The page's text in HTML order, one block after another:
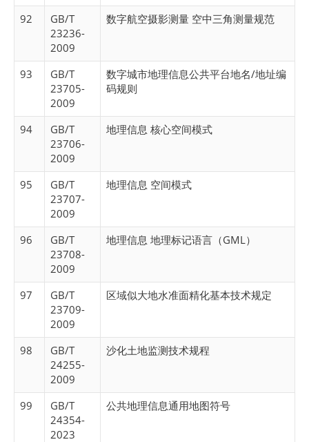
92
GB/T
23236-
2009
数字航空摄影测量 空中三角测量规范
93
GB/T
23705-
2009
数字城市地理信息公共平台地名/地址编
码规则
94
GB/T
23706-
2009
地理信息 核心空间模式
95
GB/T
23707-
2009
地理信息 空间模式
96
GB/T
23708-
2009
地理信息 地理标记语言（GML）
97
GB/T
23709-
2009
区域似大地水准面精化基本技术规定
98
GB/T
24255-
2009
沙化土地监测技术规程
99
GB/T
24354-
2023
公共地理信息通用地图符号